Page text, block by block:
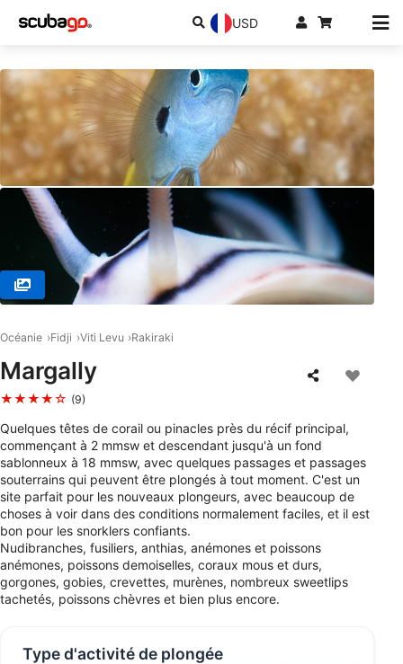
USD
Océanie Fidji Viti Levu Rakiraki
Margally
★★★★☆ (9)
Quelques têtes de corail ou pinacles près du récif principal,
commençant à 2 mmsw et descendant jusqu'à un fond
sablonneux à 18 mmsw, avec quelques passages et passages
souterrains qui peuvent être plongés à tout moment. C'est un
site parfait pour les nouveaux plongeurs, avec beaucoup de
choses à voir dans des conditions normalement faciles, et il est
bon pour les snorklers confiants.
Nudibranches, fusiliers, anthias, anémones et poissons
anémones, poissons demoiselles, coraux mous et durs,
gorgones, gobies, crevettes, murènes, nombreux sweetlips
tachetés, poissons chèvres et bien plus encore.
Type d'activité de plongée